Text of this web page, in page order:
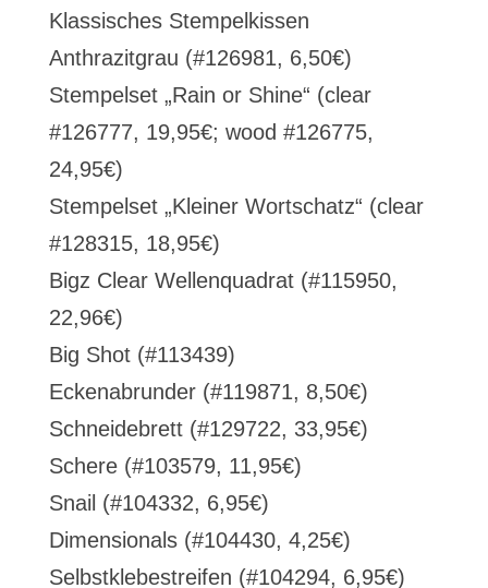
Klassisches Stempelkissen
Anthrazitgrau (#126981, 6,50€)
Stempelset „Rain or Shine“ (clear
#126777, 19,95€; wood #126775,
24,95€)
Stempelset „Kleiner Wortschatz“ (clear
#128315, 18,95€)
Bigz Clear Wellenquadrat (#115950,
22,96€)
Big Shot (#113439)
Eckenabrunder (#119871, 8,50€)
Schneidebrett (#129722, 33,95€)
Schere (#103579, 11,95€)
Snail (#104332, 6,95€)
Dimensionals (#104430, 4,25€)
Selbstklebestreifen (#104294, 6,95€)